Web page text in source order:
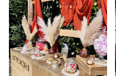
a
plusieurs
variations.
Les
options